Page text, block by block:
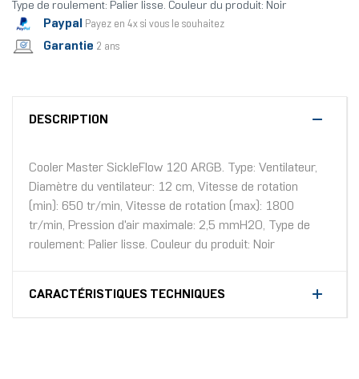
Type de roulement: Palier lisse. Couleur du produit: Noir
Paypal Payez en 4x si vous le souhaitez
Garantie 2 ans
DESCRIPTION
Cooler Master SickleFlow 120 ARGB. Type: Ventilateur,
Diamètre du ventilateur: 12 cm, Vitesse de rotation
(min): 650 tr/min, Vitesse de rotation (max): 1800
tr/min, Pression d'air maximale: 2,5 mmH2O, Type de
roulement: Palier lisse. Couleur du produit: Noir
CARACTÉRISTIQUES TECHNIQUES